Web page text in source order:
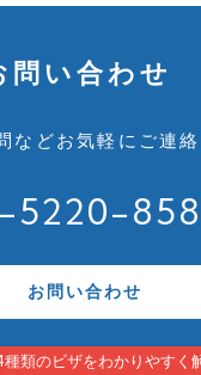
問い合わせ
などお気軽にご連絡
5220-
お問い合わせ
類のビザをわかりやすく